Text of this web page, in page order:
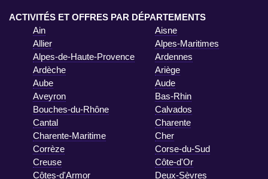
ACTIVITÉS ET OFFRES PAR DÉPARTEMENTS
Ain
Aisne
Allier
Alpes-Maritimes
Alpes-de-Haute-Provence
Ardennes
Ardèche
Ariège
Aube
Aude
Aveyron
Bas-Rhin
Bouches-du-Rhône
Calvados
Cantal
Charente
Charente-Maritime
Cher
Corrèze
Corse-du-Sud
Creuse
Côte-d'Or
Côtes-d'Armor
Deux-Sèvres